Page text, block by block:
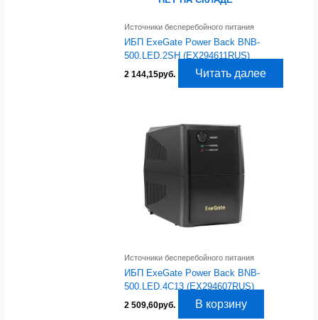
Источники бесперебойного питания
ИБП ExeGate Power Back BNB-
500.LED.2SH (EX294611RUS)
2 144,15руб. Читать далее
Источники бесперебойного питания
ИБП ExeGate Power Back BNB-
500.LED.4C13 (EX294607RUS)
2 509,60руб. В корзину